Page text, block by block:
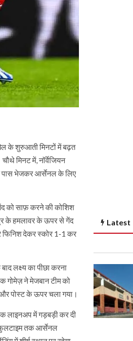
के शुरुआती मिनटों में बढ़त
मिनट में, नॉर्वेजियन
पास भेजकर आर्सेनल के लिए
को साफ़ करने की कोशिश
के हमलावर के ऊपर से गेंद
फिनिश देकर स्कोर 1-1 कर
लक्ष्य का पीछा करना
गोमेज़ ने मेजबान टीम को
पोस्ट के ऊपर चला गया।
लाइनअप में गड़बड़ी कर दी
फुलटाइम तक आर्सेनल
Latest